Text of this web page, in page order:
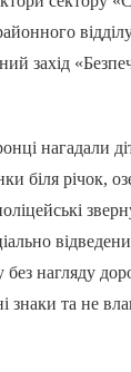
захід
нагадали
біля річок,
без нагляду
знаки та не